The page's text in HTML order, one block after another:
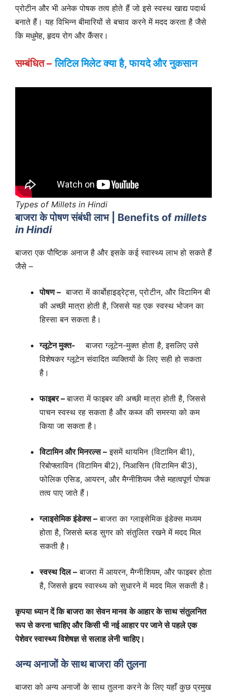
प्रोटीन और भी अनेक पोषक तत्व होते हैं जो इसे स्वस्थ खाद्य पदार्थ
बनाते हैं। यह विभिन्न बीमारियों से बचाव करने में मदद करता है जैसे
कि मधुमेह, हृदय रोग और कैंसर।
सम्बंधित – लिटिल मिलेट क्या है, फायदे और नुकसान
Types of Millets in Hindi
बाजरा के पोषण संबंधी लाभ | Benefits of millets
in Hindi
बाजरा एक पौष्टिक अनाज है और इसके कई स्वास्थ्य लाभ हो सकते हैं
जैसे –
पोषण – बाजरा में कार्बोहाइड्रेट्स, प्रोटीन, और विटामिन बी
की अच्छी मात्रा होती है, जिससे यह एक स्वस्थ भोजन का
हिस्सा बन सकता है।
ग्लूटेन मुक्त- बाजरा ग्लूटेन-मुक्त होता है, इसलिए उसे
विशेषकर ग्लूटेन संवादित व्यक्तियों के लिए सही हो सकता
है।
फाइबर –बाजरा में फाइबर की अच्छी मात्रा होती है, जिससे
पाचन स्वस्थ रह सकता है और कब्ज की समस्या को कम
किया जा सकता है।
विटामिन और मिनरल्स – इसमें थायमिन (विटामिन बी1),
रिबोफ्लाविन (विटामिन बी2), निआसिन (विटामिन बी3),
फोलिक एसिड, आयरन, और मैग्नीशियम जैसे महत्वपूर्ण पोषक
तत्व पाए जाते हैं।
ग्लाइसेमिक इंडेक्स – बाजरा का ग्लाइसेमिक इंडेक्स मध्यम
होता है, जिससे ब्लड सुगर को संतुलित रखने में मदद मिल
सकती है।
स्वस्थ दिल – बाजरा में आयरन, मैग्नीशियम, और फाइबर होता
है, जिससे हृदय स्वास्थ्य को सुधारने में मदद मिल सकती है।
कृपया ध्यान दें कि बाजरा का सेवन मानव के आहार के साथ संतुलनित
रूप से करना चाहिए और किसी भी नई आहार पर जाने से पहले एक
पेशेवर स्वास्थ्य विशेषज्ञ से सलाह लेनी चाहिए।
अन्य अनाजों के साथ बाजरा की तुलना
बाजरा को अन्य अनाजों के साथ तुलना करने के लिए यहाँ कुछ प्रमुख